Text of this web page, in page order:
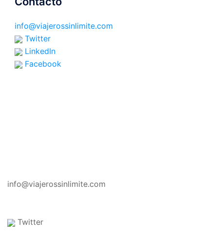
info@viajerossinlimite.com
Twitter
LinkedIn
Facebook
info@viajerossinlimite.com
Twitter